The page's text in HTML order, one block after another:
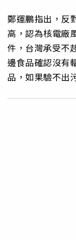
鄭運鵬指出，反
高，認為核電廠
件，台灣承受不
邊食品確認沒有
品，如果驗不出